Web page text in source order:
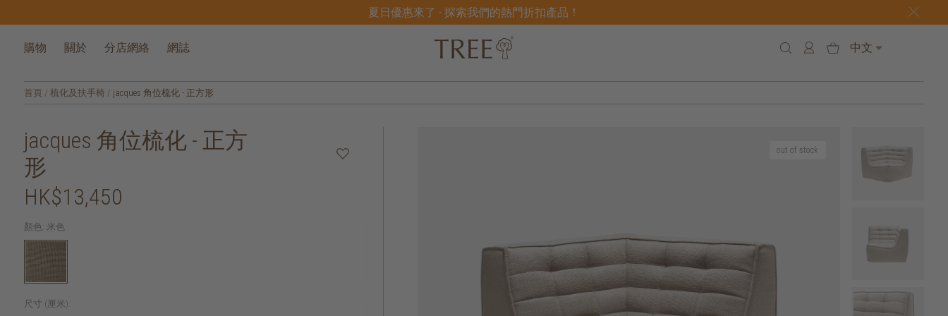
夏日優惠來了 - 探索我們的熱門折扣產品！
購物 關於 分店網絡 網誌 中文
首頁 / 梳化及扶手椅 / jacques 角位梳化 - 正方形
out of stock
jacques 角位梳化 - 正方
形
HK$13,450
顏色: 米色
尺寸 (厘米):